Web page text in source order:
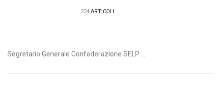
234 ARTICOLI
Segretario Generale Confederazione SELP ...